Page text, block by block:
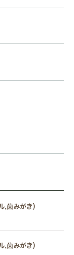
,歯みがき）
,歯みがき）